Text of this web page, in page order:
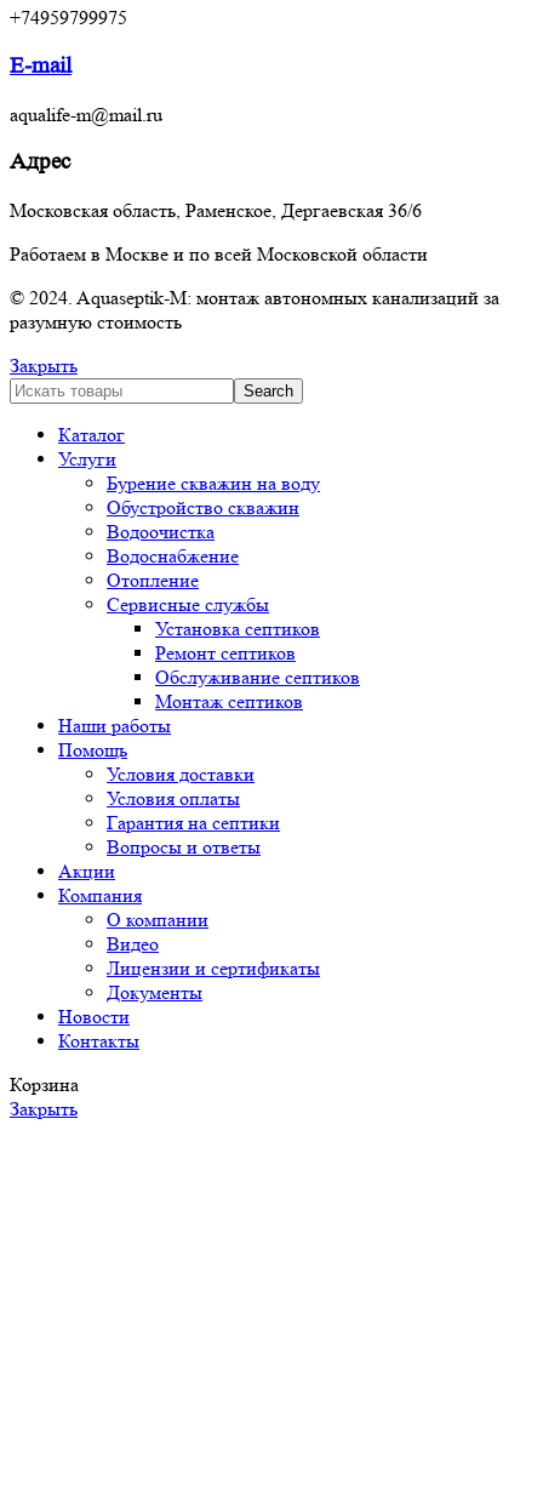
+74959799975
E-mail
aqualife-m@mail.ru
Адрес
Московская область, Раменское, Дергаевская 36/6
Работаем в Москве и по всей Московской области
© 2024. Aquaseptik-M: монтаж автономных канализаций за
разумную стоимость
Закрыть
Search
Каталог
Услуги
Бурение скважин на воду
Обустройство скважин
Водоочистка
Водоснабжение
Отопление
Сервисные службы
Установка септиков
Ремонт септиков
Обслуживание септиков
Монтаж септиков
Наши работы
Помощь
Условия доставки
Условия оплаты
Гарантия на септики
Вопросы и ответы
Акции
Компания
О компании
Видео
Лицензии и сертификаты
Документы
Новости
Контакты
Корзина
Закрыть